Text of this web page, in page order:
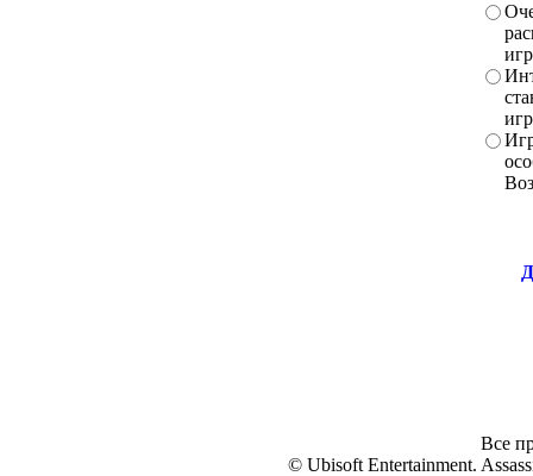
Все
© Ubisoft Entertainment.